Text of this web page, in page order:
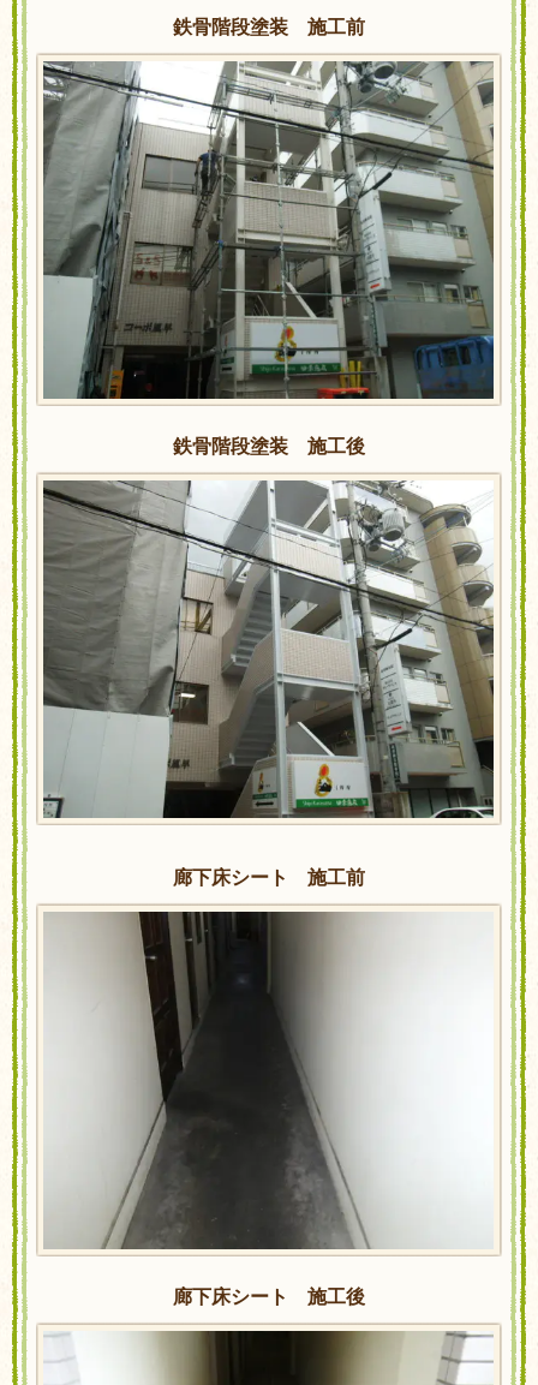
鉄骨階段塗装 施工前
鉄骨階段塗装 施工後
廊下床シート 施工前
廊下床シート 施工後